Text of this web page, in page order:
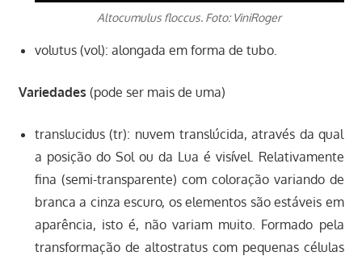
Altocumulus floccus. Foto: ViniRoger
volutus (vol): alongada em forma de tubo.
Variedades (pode ser mais de uma)
translucidus (tr): nuvem translúcida, através da qual
a posição do Sol ou da Lua é visível. Relativamente
fina (semi-transparente) com coloração variando de
branca a cinza escuro, os elementos são estáveis em
aparência, isto é, não variam muito. Formado pela
transformação de altostratus com pequenas células